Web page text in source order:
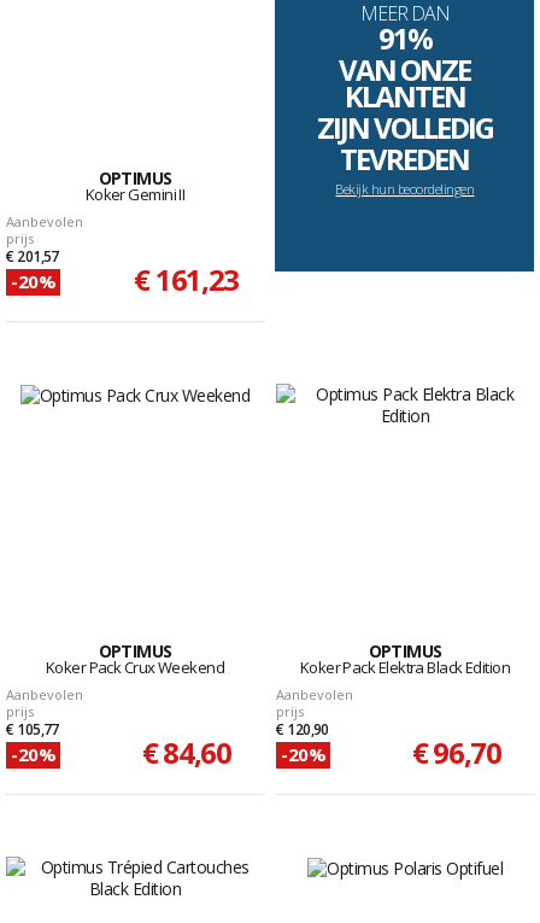
OPTIMUS
Koker Gemini II
Aanbevolen
prijs
€ 201,57
-20% € 161,23
MEER DAN
91%
VAN ONZE
KLANTEN
ZIJN VOLLEDIG
TEVREDEN
Bekijk hun beoordelingen
OPTIMUS
Koker Pack Crux Weekend
Aanbevolen
prijs
€ 105,77
-20% € 84,60
OPTIMUS
Koker Pack Elektra Black Edition
Aanbevolen
prijs
€ 120,90
-20% € 96,70